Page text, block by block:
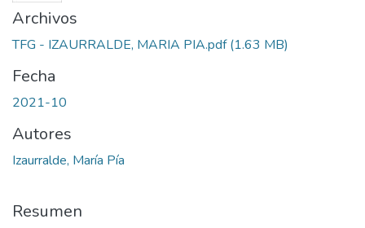
Archivos
TFG - IZAURRALDE, MARIA PIA.pdf(1.63 MB)
Fecha
2021-10
Autores
Izaurralde, María Pía
Resumen